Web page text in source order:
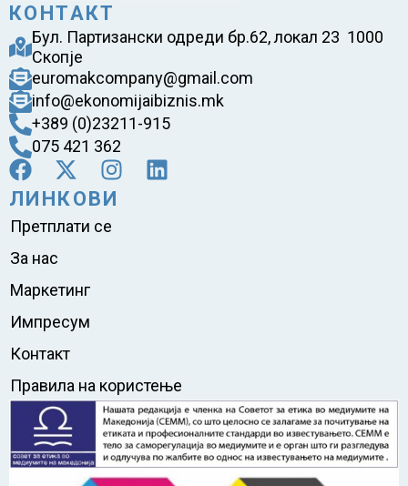
КОНТАКТ
Бул. Партизански одреди бр.62, локал 23 1000
Скопје
euromakcompany@gmail.com
info@ekonomijaibiznis.mk
+389 (0)23211-915
075 421 362
ЛИНКОВИ
Претплати се
За нас
Маркетинг
Импресум
Контакт
Правила на користење